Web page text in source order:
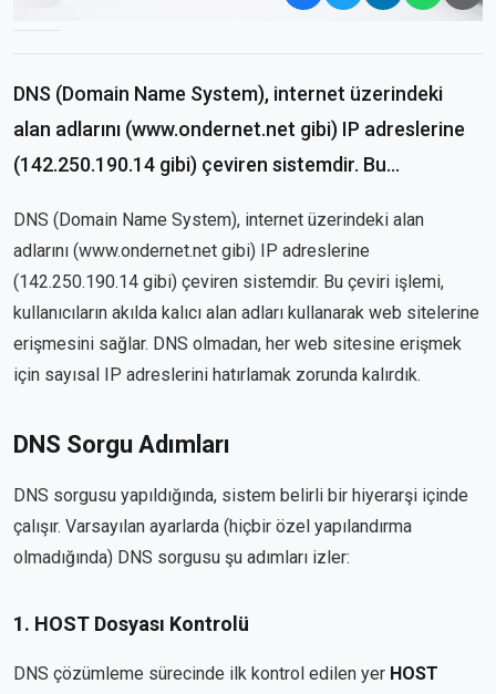
DNS (Domain Name System), internet üzerindeki
alan adlarını (www.ondernet.net gibi) IP adreslerine
(142.250.190.14 gibi) çeviren sistemdir. Bu...
DNS (Domain Name System), internet üzerindeki alan
adlarını (www.ondernet.net gibi) IP adreslerine
(142.250.190.14 gibi) çeviren sistemdir. Bu çeviri işlemi,
kullanıcıların akılda kalıcı alan adları kullanarak web sitelerine
erişmesini sağlar. DNS olmadan, her web sitesine erişmek
için sayısal IP adreslerini hatırlamak zorunda kalırdık.
DNS Sorgu Adımları
DNS sorgusu yapıldığında, sistem belirli bir hiyerarşi içinde
çalışır. Varsayılan ayarlarda (hiçbir özel yapılandırma
olmadığında) DNS sorgusu şu adımları izler:
1. HOST Dosyası Kontrolü
DNS çözümleme sürecinde ilk kontrol edilen yer HOST